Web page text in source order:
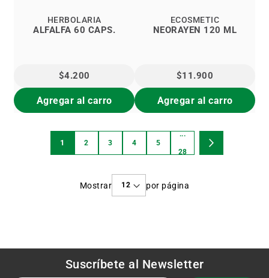
ALFALFA 60 CAPS.
HERBOLARIA
$4.200
Agregar al carro
NEORAYEN 120 ML
ECOSMETIC
$11.900
Agregar al carro
1
2
3
4
Página
5
Página
...
28
Mostrar por página
Suscríbete al Newsletter